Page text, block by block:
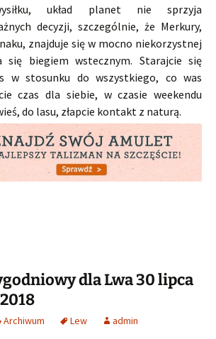
układ planet nie sprzyja
decyzji, szczególnie, że Merkury,
znajduje się w mocno niekorzystnej
się biegiem wstecznym. Starajcie się
w stosunku do wszystkiego, co was
czas dla siebie, w czasie weekendu
do lasu, złapcie kontakt z naturą.
dla Lwa 30 lipca
Archiwum Lew admin